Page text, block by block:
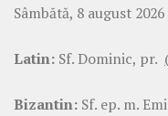
Sâmbătă, 8 august 2026
Latin: Sf. Dominic, pr.
Bizantin: Sf. ep. m.